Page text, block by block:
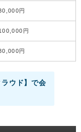
円
円
円
ウド】で会